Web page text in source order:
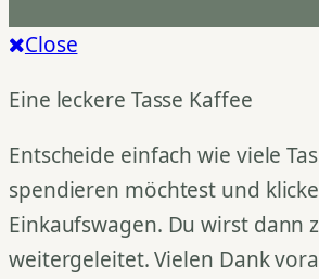
Close
Eine leckere Tasse Kaffee
Entscheide einfach wie viele
spendieren möchtest und
Einkaufswagen. Du wirst dann
weitergeleitet. Vielen Dank